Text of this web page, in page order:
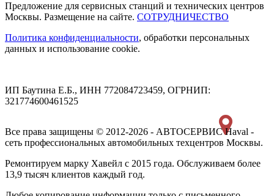
Предложение для сервисных станций и технических центров
Москвы. Размещение на сайте. СОТРУДНИЧЕСТВО
Политика конфиденциальности, обработки персональных
данных и использование cookie.
ИП Баутина Е.Б., ИНН 772084723459, ОГРНИП:
321774600461525
Все права защищены © 2012-2026 - АВТОСЕРВИС Haval -
сеть профессиональных автомобильных техцентров Москвы.
Ремонтируем марку Хавейл с 2015 года. Обслуживаем более
13,9 тысяч клиентов каждый год.